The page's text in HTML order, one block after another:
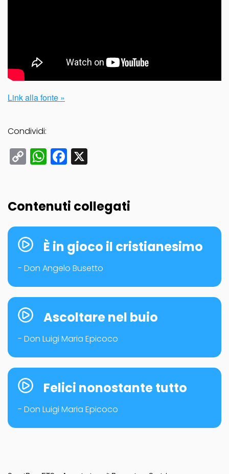
Link alla fonte »
Condividi:
CopyWhatsApp
Facebook
Contenuti collegati
È in gioco il cristianesimo
- Don Angelo Busetto
Ascoltare nel buio
- Don Luigi Maria Epicoco
Felici nonostante tutto
- Don Luigi Maria Epicoco